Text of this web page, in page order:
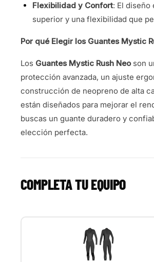
Flexibilidad y Confort: El diseño
superior y una flexibilidad que
Por qué Elegir los Guantes Mystic
Los Guantes Mystic Rush Neoson
protección avanzada, un ajuste
construcción de neopreno de alta
están diseñados para mejorar el
buscas un guante duradero y
elección perfecta.
COMPLETA TU EQUIPO